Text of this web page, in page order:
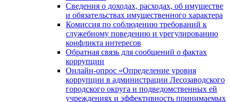
Сведения о доходах, расходах, об имуществе
и обязательствах имущественного характера
Комиссия по соблюдению требований к
служебному поведению и урегулированию
конфликта интересов
Обратная связь для сообщений о фактах
коррупции
Онлайн-опрос «Определение уровня
коррупции в администрации Лесозаводского
городского округа и подведомственных ей
учреждениях и эффективность принимаемых